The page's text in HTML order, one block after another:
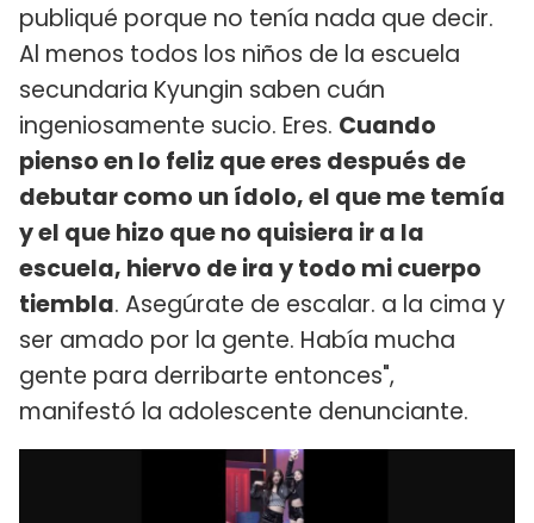
publiqué porque no tenía nada que decir.
Al menos todos los niños de la escuela
secundaria Kyungin saben cuán
ingeniosamente sucio. Eres. Cuando
pienso en lo feliz que eres después de
debutar como un ídolo, el que me temía
y el que hizo que no quisiera ir a la
escuela, hiervo de ira y todo mi cuerpo
tiembla. Asegúrate de escalar. a la cima y
ser amado por la gente. Había mucha
gente para derribarte entonces",
manifestó la adolescente denunciante.